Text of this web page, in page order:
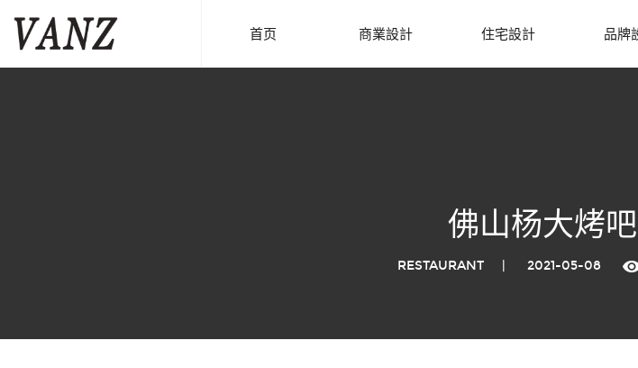
首页 商業設計 住宅設計 品牌
佛山杨大烤
RESTAURANT| 2021-05-08